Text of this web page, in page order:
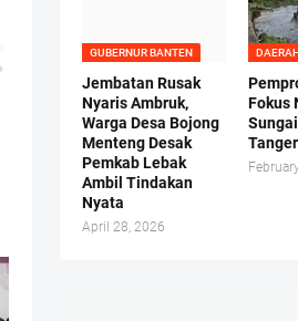
GUBERNUR BANTEN
Jembatan Rusak
Nyaris Ambruk,
Warga Desa Bojong
Menteng Desak
Pemkab Lebak
Ambil Tindakan
Nyata
April 28, 2026
Fokus